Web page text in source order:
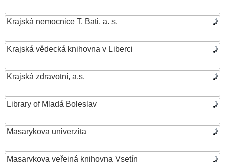
Krajská nemocnice T. Bati, a. s.
Krajská vědecká knihovna v Liberci
Krajská zdravotní, a.s.
Library of Mladá Boleslav
Masarykova univerzita
Masarykova veřejná knihovna Vsetín